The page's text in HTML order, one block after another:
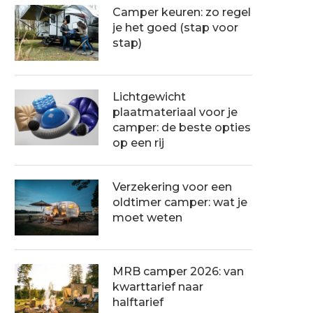
Camper keuren: zo regel
je het goed (stap voor
stap)
Lichtgewicht
plaatmateriaal voor je
camper: de beste opties
op een rij
Verzekering voor een
oldtimer camper: wat je
moet weten
MRB camper 2026: van
kwarttarief naar
halftarief